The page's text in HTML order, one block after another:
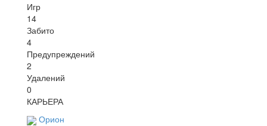
Игр
14
Забито
4
Предупреждений
2
Удалений
0
КАРЬЕРА
Орион